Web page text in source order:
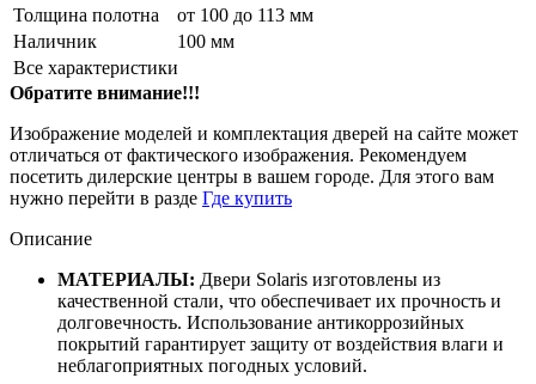
Толщина полотна
от 100 до 113 мм
Наличник
100 мм
Все характеристики
Обратите внимание!!!
Изображение моделей и комплектация дверей на сайте может
отличаться от фактического изображения. Рекомендуем
посетить дилерские центры в вашем городе. Для этого вам
нужно перейти в разде Где купить
Описание
МАТЕРИАЛЫ: Двери Solaris изготовлены из
качественной стали, что обеспечивает их прочность и
долговечность. Использование антикоррозийных
покрытий гарантирует защиту от воздействия влаги и
неблагоприятных погодных условий.